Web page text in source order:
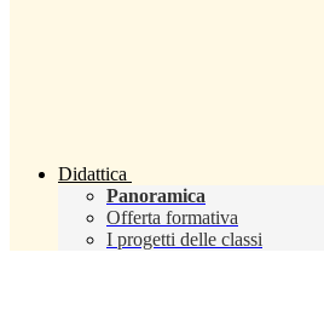
Didattica
Panoramica
Offerta formativa
I progetti delle classi